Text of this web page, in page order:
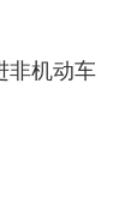
非机动车